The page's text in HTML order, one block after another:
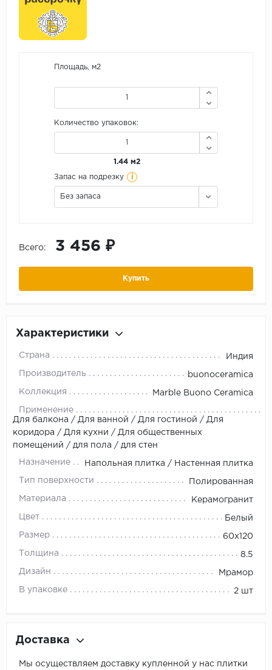
Площадь, м2
Количество упаковок:
1.44 м2
Запас на подрезку i
Без запаса
Всего: 3 456 ₽
Купить
Характеристики
Страна Индия
Производитель buonoceramica
Коллекция Marble Buono Ceramica
Применение
Для балкона / Для ванной / Для гостиной / Для
коридора / Для кухни / Для общественных
помещений / для пола / для стен
Назначение Напольная плитка / Настенная плитка
Тип поверхности Полированная
Материала Керамогранит
Цвет Белый
Размер 60х120
Толщина 8.5
Дизайн Мрамор
В упаковке 2 шт
Доставка
Мы осуществляем доставку купленной у нас плитки